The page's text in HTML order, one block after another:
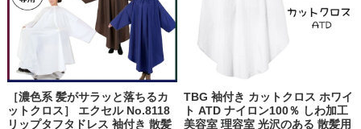
［濃色系 髪がサラッと落ちるカ
ットクロス］ エクセル No.8118
リップタフタドレス 袖付き 散髪
TBG 袖付き カットクロス ホワイ
ト ATD ナイロン100％ しわ加工
美容室 理容室 光沢のある 散髪用